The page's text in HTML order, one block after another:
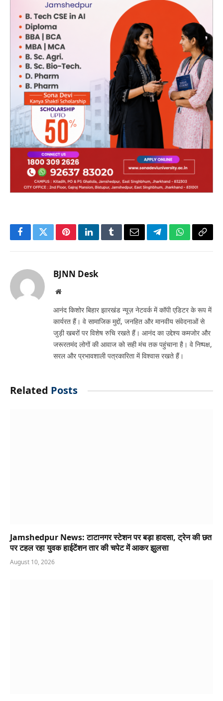
FacebookTwitterPinterestLinkedInTumblrEmailTelegramWhatsApp
Copy
BJNN Desk
Website
आनंद किशोर बिहार झारखंड न्यूज़ नेटवर्क में कॉपी एडिटर के रूप में
कार्यरत हैं। वे सामाजिक मुद्दों, जनहित और मानवीय संवेदनाओं से
जुड़ी खबरों पर विशेष रुचि रखते हैं। आनंद का उद्देश्य कमजोर और
जरूरतमंद लोगों की आवाज को सही मंच तक पहुंचाना है। वे निष्पक्ष,
सरल और प्रभावशाली पत्रकारिता में विश्वास रखते हैं।
Related Posts
Jamshedpur News: टाटानगर स्टेशन पर बड़ा हादसा, ट्रेन की छत
पर टहल रहा युवक हाईटेंशन तार की चपेट में आकर झुलसा
August 10, 2026